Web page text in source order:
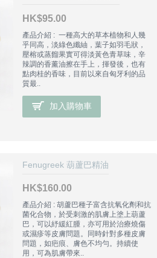
HK$95.00
產品介紹 : 一種高大的草本植物和人幾
乎同高，淡綠色纖紬，葉子如羽毛狀，
壓榕或蒸餾果實可得淡黃色青草味，辛
辣調的香薰油擦在手上，揮發後，也有
點肉桂的香味，目前以來自匈牙利的品
質最..
加入購物車
Fenugreek 葫蘆巴精油
HK$160.00
產品介紹 : 胡蘆巴種子富含抗氧化劑和抗
菌化合物，於受刺激的肌膚上塗上葫蘆
巴，可以紓緩紅腫，亦可用於治療燒傷
或濕疹等皮膚問題。同時針對多種皮膚
問題，如疤痕、膚色不均勻。持續使
用，可為肌膚帶來..